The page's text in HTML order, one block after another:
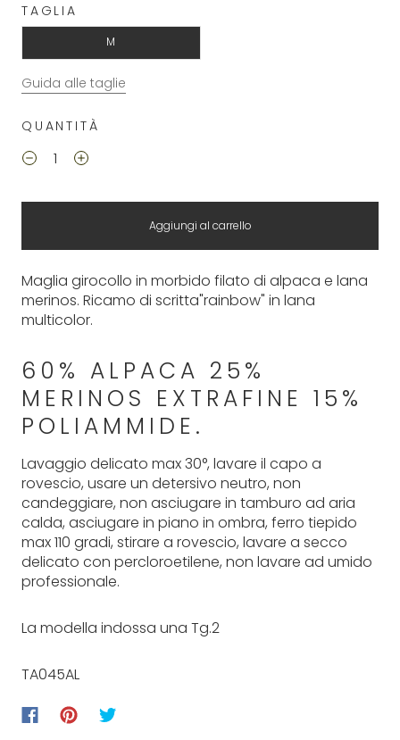
TAGLIA
M
Guida alle taglie
QUANTITÀ
Aggiungi al carrello
Maglia girocollo in morbido filato di alpaca e lana
merinos. Ricamo di scritta"rainbow" in lana
multicolor.
60% ALPACA 25%
MERINOS EXTRAFINE 15%
POLIAMMIDE.
Lavaggio delicato max 30°, lavare il capo a
rovescio, usare un detersivo neutro, non
candeggiare, non asciugare in tamburo ad aria
calda, asciugare in piano in ombra, ferro tiepido
max 110 gradi, stirare a rovescio, lavare a secco
delicato con percloroetilene, non lavare ad umido
professionale.
La modella indossa una Tg.2
TA045AL